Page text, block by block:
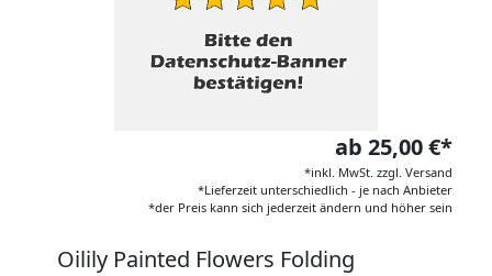
ab 25,00 €*
*inkl. MwSt. zzgl. Versand
*Lieferzeit unterschiedlich - je nach Anbieter
*der Preis kann sich jederzeit ändern und höher sein
Oilily Painted Flowers Folding